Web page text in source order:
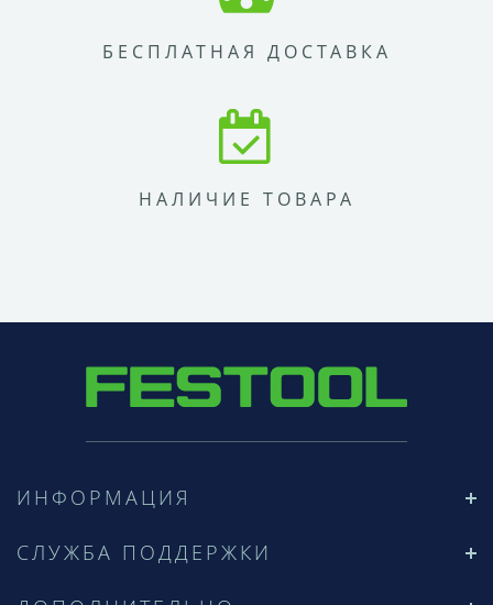
БЕСПЛАТНАЯ ДОСТАВКА
НАЛИЧИЕ ТОВАРА
ИНФОРМАЦИЯ
СЛУЖБА ПОДДЕРЖКИ